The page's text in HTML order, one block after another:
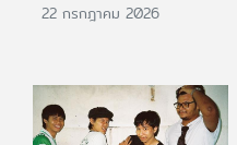
22 กรกฎาคม 2026